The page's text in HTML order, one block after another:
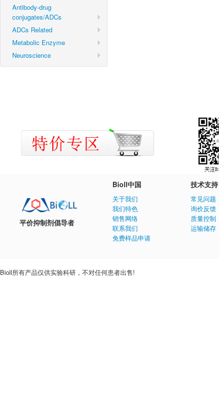
Antibody-drug
conjugates/ADCs
ADCs Related
Metabolic Enzyme
Neuroscience
平价抑制剂倡导者
Bioll中国
关于我们
我们特色
销售网络
联系我们
免费样品申请
技术支持
常见问题
询价反馈
质量控制
运输储存
Bioll所有产品仅供实验科研，不对任何患者出售!